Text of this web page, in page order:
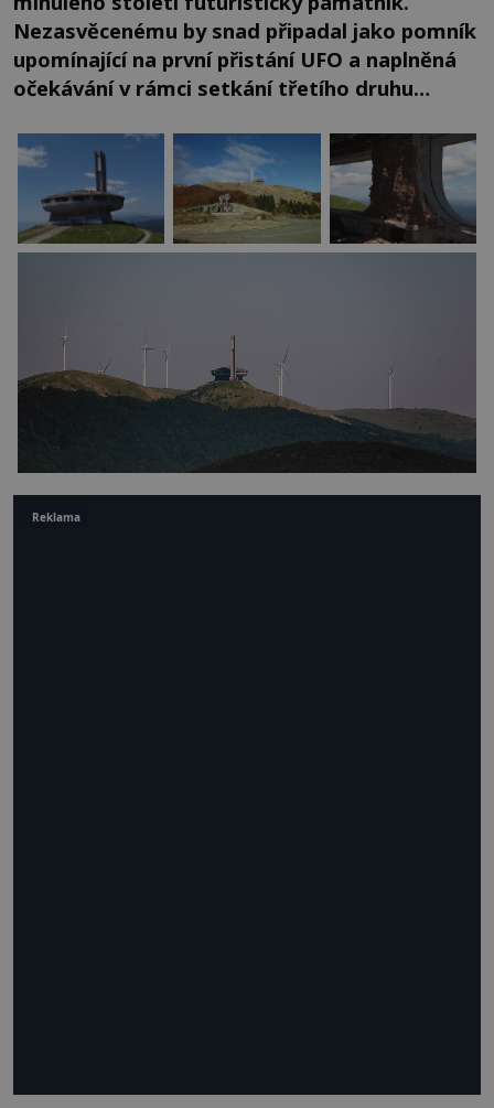
Nezasvěcenému by snad připadal jako pomník
upomínající na první přistání UFO a naplněná
očekávání v rámci setkání třetího druhu…
Reklama